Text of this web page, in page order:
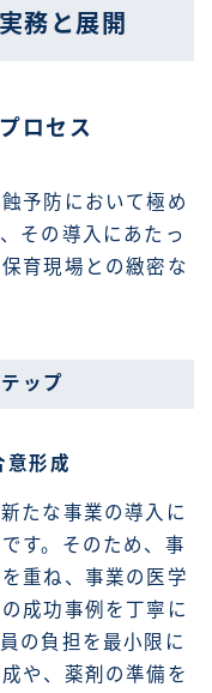
務と展開
ロセス
予防において極め
その導入にあたっ
育現場との緻密な
ップ
意形成
たな事業の導入に
す。そのため、事
重ね、事業の医学
成功事例を丁寧に
の負担を最小限に
や、薬剤の準備を